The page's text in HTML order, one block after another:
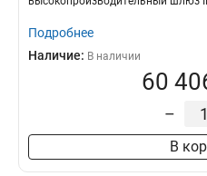
Подробнее
Наличие: В наличии
60
–
В